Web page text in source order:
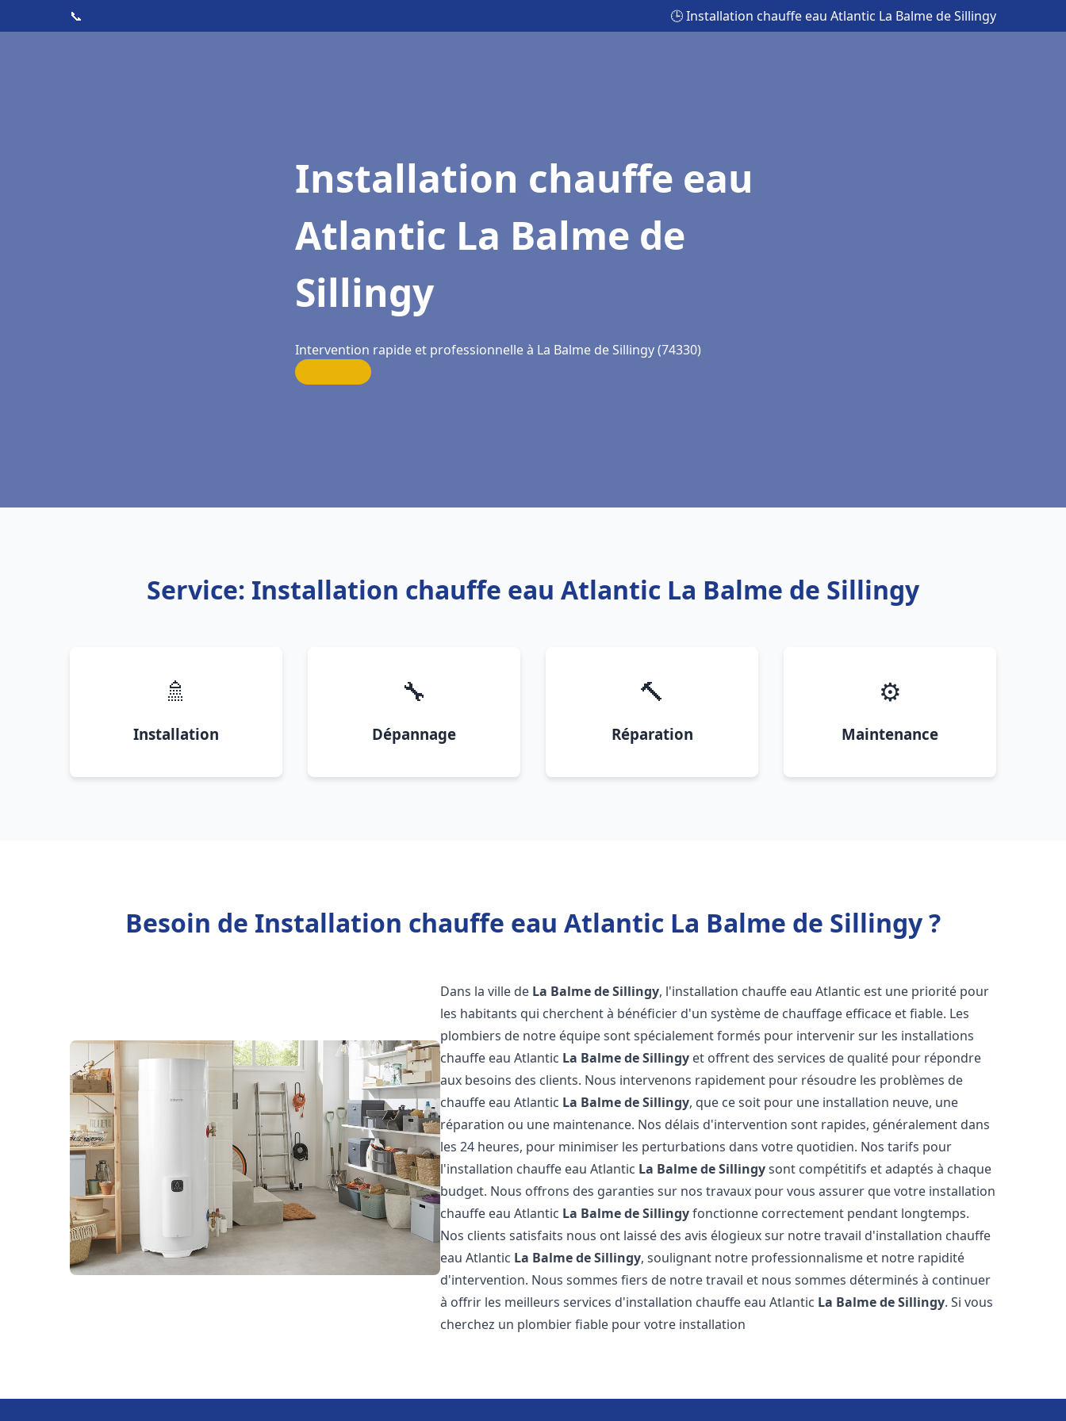
📞 🕒 Installation chauffe eau Atlantic La Balme de Sillingy
Installation chauffe eau
Atlantic La Balme de
Sillingy
Intervention rapide et professionnelle à La Balme de Sillingy (74330)
Service: Installation chauffe eau Atlantic La Balme de Sillingy
🚿
Installation
🔧
Dépannage
🔨
Réparation
⚙️
Maintenance
Besoin de Installation chauffe eau Atlantic La Balme de Sillingy ?
Dans la ville de La Balme de Sillingy, l'installation chauffe eau Atlantic est une priorité pour
les habitants qui cherchent à bénéficier d'un système de chauffage efficace et fiable. Les
plombiers de notre équipe sont spécialement formés pour intervenir sur les installations
chauffe eau Atlantic La Balme de Sillingy et offrent des services de qualité pour répondre
aux besoins des clients. Nous intervenons rapidement pour résoudre les problèmes de
chauffe eau Atlantic La Balme de Sillingy, que ce soit pour une installation neuve, une
réparation ou une maintenance. Nos délais d'intervention sont rapides, généralement dans
les 24 heures, pour minimiser les perturbations dans votre quotidien. Nos tarifs pour
l'installation chauffe eau Atlantic La Balme de Sillingysont compétitifs et adaptés à chaque
budget. Nous offrons des garanties sur nos travaux pour vous assurer que votre installation
chauffe eau Atlantic La Balme de Sillingyfonctionne correctement pendant longtemps.
Nos clients satisfaits nous ont laissé des avis élogieux sur notre travail d'installation chauffe
eau Atlantic La Balme de Sillingy, soulignant notre professionnalisme et notre rapidité
d'intervention. Nous sommes fiers de notre travail et nous sommes déterminés à continuer
à offrir les meilleurs services d'installation chauffe eau Atlantic La Balme de Sillingy. Si vous
cherchez un plombier fiable pour votre installation